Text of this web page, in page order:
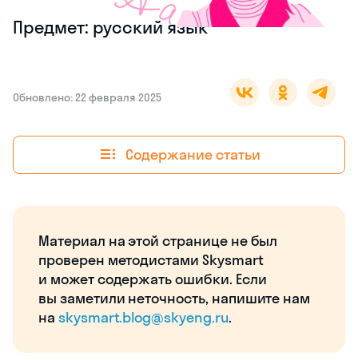
Предмет: русский язык
Обновлено: 22 февраля 2025
Содержание статьи
Материал на этой странице не был
проверен методистами Skysmart
и может содержать ошибки. Если
вы заметили неточность, напишите нам
на skysmart.blog@skyeng.ru.